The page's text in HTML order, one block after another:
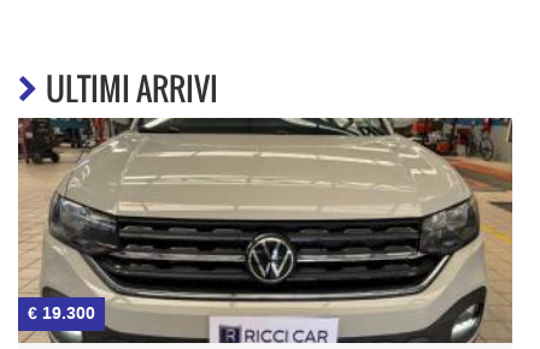
ULTIMI ARRIVI
€ 19.300